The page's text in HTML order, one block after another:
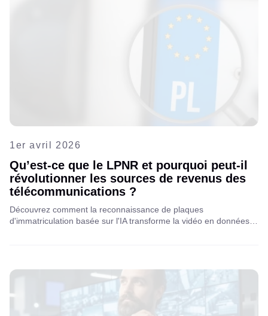
1er avril 2026
Qu’est-ce que le LPNR et pourquoi peut-il
révolutionner les sources de revenus des
télécommunications ?
Découvrez comment la reconnaissance de plaques
d'immatriculation basée sur l'IA transforme la vidéo en données